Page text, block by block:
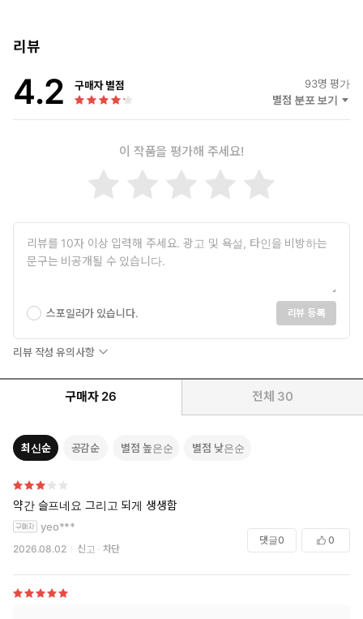
다. 스티븐 코비의 저서 『성공하는 사람들의 7가지 습관』(김영
사, 1994)의 목차와 마찬가지로 ‘자신의 삶을 주도하라·끝을 생각하
며 시작하라·소중한 것을 먼저 하라·윈윈을 생각하라·먼저 이해하고
목들로 이루어진 구성은 자기계발이라는 명분으로 현대인의 정신
마저 소비 대상으로 전락시키는 자본주의의 착취 구조를 풍자한다.
도구나 수단으로서가 아닌 쾌락 그 자체를 추구하는 이 부장의 ‘성장
들에게 쾌감을 선사한다. 독자들은 이번 소설을 통해 임성순의 진가
를 제대로 확인할 수 있다.
줄거리
회사에 목매단 대기업 부장이자 처자식한테 돈 보내기 바쁜 기러기
아빠. 더 나갈 곳도 물러설 곳도 없이 쳇바퀴 돌던 마흔여섯의 이 부
장은 전립선염 치료를 받기 위해 찾은 병원에서 일생일대의 위기를
만난다. 의사에게 전립선 마사지를 받던 중 전율을, 아니 쾌감을 느
끼고 만 것. 쾌감의 정체가 드라이 오르가슴이란 걸 알게 된 이 부장
은 자기도 모르는 사이 오르가슴의 세계에 빠져들게 되고, 무기력하
기만 하던 이 부장의 삶은 전에 없는 활기를 띠기 시작한다. 마흔여
섯에 비로소 스스로 기뻐지는 법을 깨친 이 부장의 자기 개발은 계
중년 남성의 위기를 대변하는 ‘국민 캐릭터’ 이 부장의 탄생
과로의 아이콘인 대기업 부장이자, 고독의 대명사 기러기 아빠, 거
기다 상실감 그 자체인 만성 전립선염 환자까지…… 중년 남성의 위
롯해 그들을 남편이나 아버지로 둔 여성들, 뿐만 아니라 직장 생활의
리뷰
4.2 구매자 별점 93명 평가
별점 분포 보기
이 작품을 평가해 주세요!
스포일러가 있습니다. 리뷰 등록
리뷰 작성 유의사항
구매자 26 전체 30
최신순 공감순 별점 높은순 별점 낮은순
약간 슬프네요 그리고 되게 생생함
yeo***
2026.08.02 신고 차단
댓글0 0